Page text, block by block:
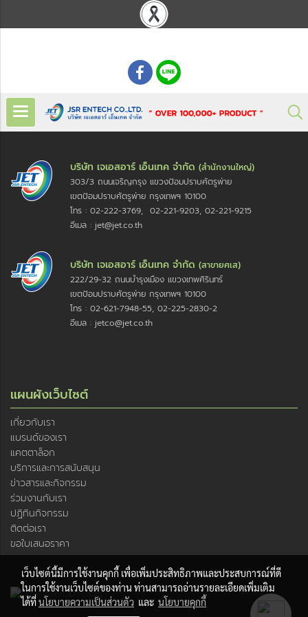
บริษัท เจเอสอาร์ เอ็นเทค จำกัด (สำนักงานใหญ่)
303/3 ถนนเจริญกรุง แขวงป้อมปราบศัตรูพ่าย
เขตป้อมปราบศัตรูพ่าย กรุงเทพฯ 10100
โทร : 02-222-3769, 02-221-9203, 02-221-9215
อีเมล : jet@jet.co.th
บริษัท เจเอสอาร์ เอ็นเทค จำกัด (สาขายศเส)
222/29-32 ถนนบำรุงเมือง แขวงเทพศิรินทร์
เขตป้อมปราบศัตรูพ่าย กรุงเทพฯ 10100
โทร : 02-621-7948-55, 02-225-2830-2
อีเมล : jetco@jet.co.th
แผนผังเว็บไซต์
เกี่ยวกับเรา
แบรนด์ของเรา
แคตตาล็อก
บริการและการสนับสนุน
ข่าวสารและกิจกรรม
ร่วมงานกับเรา
ปฏิทินกิจกรรม
ติดต่อเรา
ขอใบเสนอราคา
เว็บไซต์นี้มีการใช้งานคุกกี้ เพื่อเพิ่มประสิทธิภาพและประสบการณ์ที่ดี
ในการใช้งานเว็บไซต์ของท่าน ท่านสามารถอ่านรายละเอียดเพิ่มเติม
ได้ที่นโยบายความเป็นส่วนตัว และ นโยบายคุกกี้